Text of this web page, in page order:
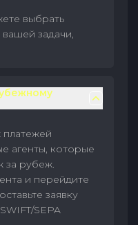
выбрать
задачи,
агенты, которые
за рубеж.
и перейдите
заявку
SEPA